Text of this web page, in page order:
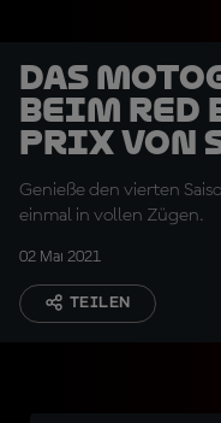
Das
beim Red
Prix von
Genieße den vierten
einmal in vollen Zügen.
02 Mai 2021
TEILEN